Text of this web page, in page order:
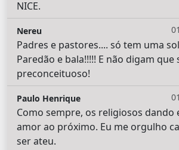
NICE.
Nereu
Padres e pastores.... só tem uma
Paredão e bala!!!!! E não digam que
preconceituoso!
Paulo Henrique
Como sempre, os religiosos dando
amor ao próximo. Eu me orgulho
ser ateu.